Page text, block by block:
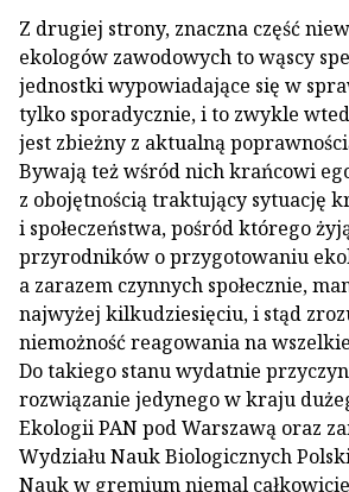
Z drugiej strony, znaczna część
ekologów zawodowych to wąscy
jednostki wypowiadające się w
tylko sporadycznie, i to zwykle
jest zbieżny z aktualną
Bywają też wśród nich krańcowi
z obojętnością traktujący sytuację
i społeczeństwa, pośród którego
przyrodników o przygotowaniu
a zarazem czynnych społecznie,
najwyżej kilkudziesięciu, i stąd
niemożność reagowania na
Do takiego stanu wydatnie
rozwiązanie jedynego w kraju
Ekologii PAN pod Warszawą oraz
Wydziału Nauk Biologicznych
Nauk w gremium niemal